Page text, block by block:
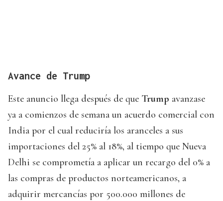
Avance de Trump
Este anuncio llega después de que Trump avanzase
ya a comienzos de semana un acuerdo comercial con
India por el cual reduciría los aranceles a sus
importaciones del 25% al 18%, al tiempo que Nueva
Delhi se comprometía a aplicar un recargo del 0% a
las compras de productos norteamericanos, a
adquirir mercancías por 500.000 millones de